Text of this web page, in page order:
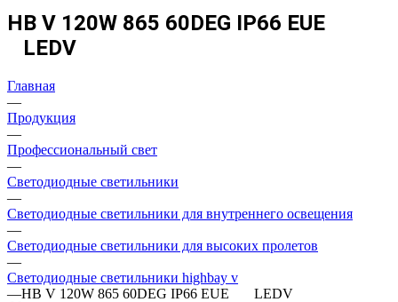
HB V 120W 865 60DEG IP66 EUE
LEDV
Главная
—
Продукция
—
Профессиональный свет
—
Светодиодные светильники
—
Светодиодные светильники для внутреннего освещения
—
Светодиодные светильники для высоких пролетов
—
Светодиодные светильники highbay v
—HB V 120W 865 60DEG IP66 EUE LEDV